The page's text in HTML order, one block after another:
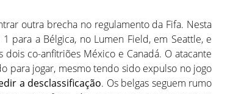
outra brecha no regulamento da Fifa. Nesta
para a Bélgica, no Lumen Field, em Seattle, e
dois co-anfitriões México e Canadá. O atacante
para jogar, mesmo tendo sido expulso no jogo
a desclassificação. Os belgas seguem rumo